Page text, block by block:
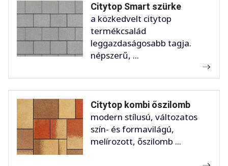
Citytop Smart szürke
a közkedvelt citytop
termékcsalád
leggazdaságosabb tagja.
népszerű, ...
Citytop kombi őszilomb
modern stílusú, változatos
szín- és formavilágú,
melírozott, őszilomb ...